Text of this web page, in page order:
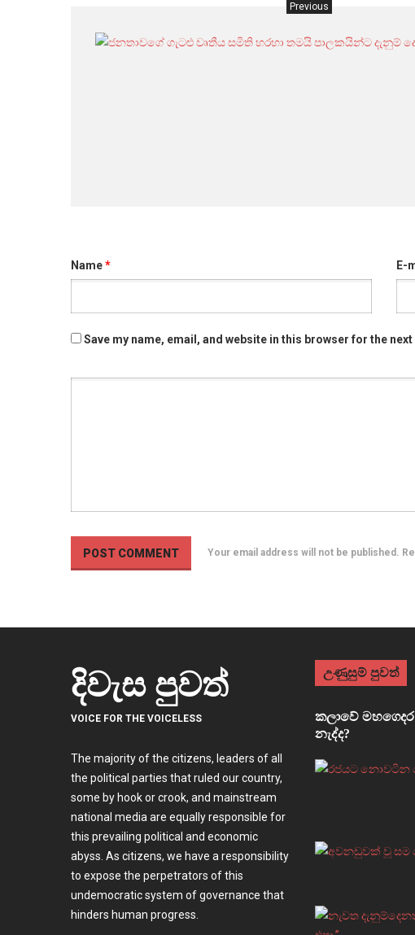
Previous
Name* E-
Save my name, email, and website in this browser for the
Your email address will not be published.
දිවැස පුවත්
VOICE FOR THE VOICELESS
The majority of the citizens, leaders of all
the political parties that ruled our country,
some by hook or crook, and mainstream
national media are equally responsible for
this prevailing political and economic
abyss. As citizens, we have a responsibility
to expose the perpetrators of this
undemocratic system of governance that
hinders human progress.
උණුසුම් පුවත්
කලාවේ
නැද්ද?